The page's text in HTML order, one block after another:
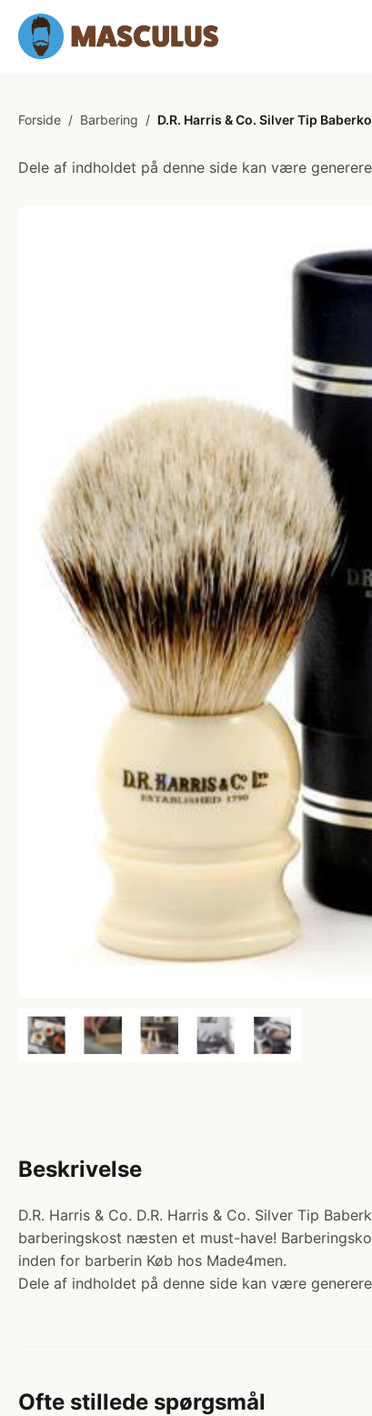
Forside / Barbering / D.R. Harris & Co. Silver Tip
Dele af indholdet på denne side kan være
Beskrivelse
D.R. Harris & Co. D.R. Harris & Co. Silver Tip
barberingskost næsten et must-have!
inden for barberin Køb hos Made4men.
Dele af indholdet på denne side kan være
Ofte stillede spørgsmål